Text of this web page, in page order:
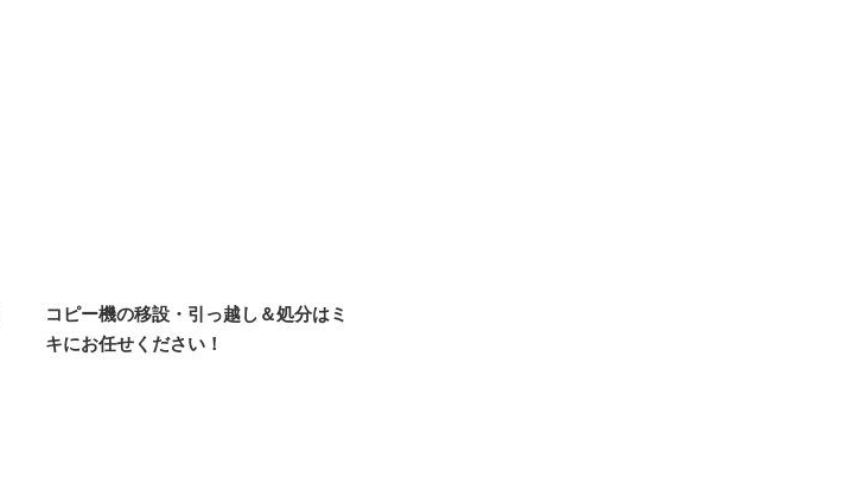
コピー機の移設・引っ越し＆処分はミ
キにお任せください！